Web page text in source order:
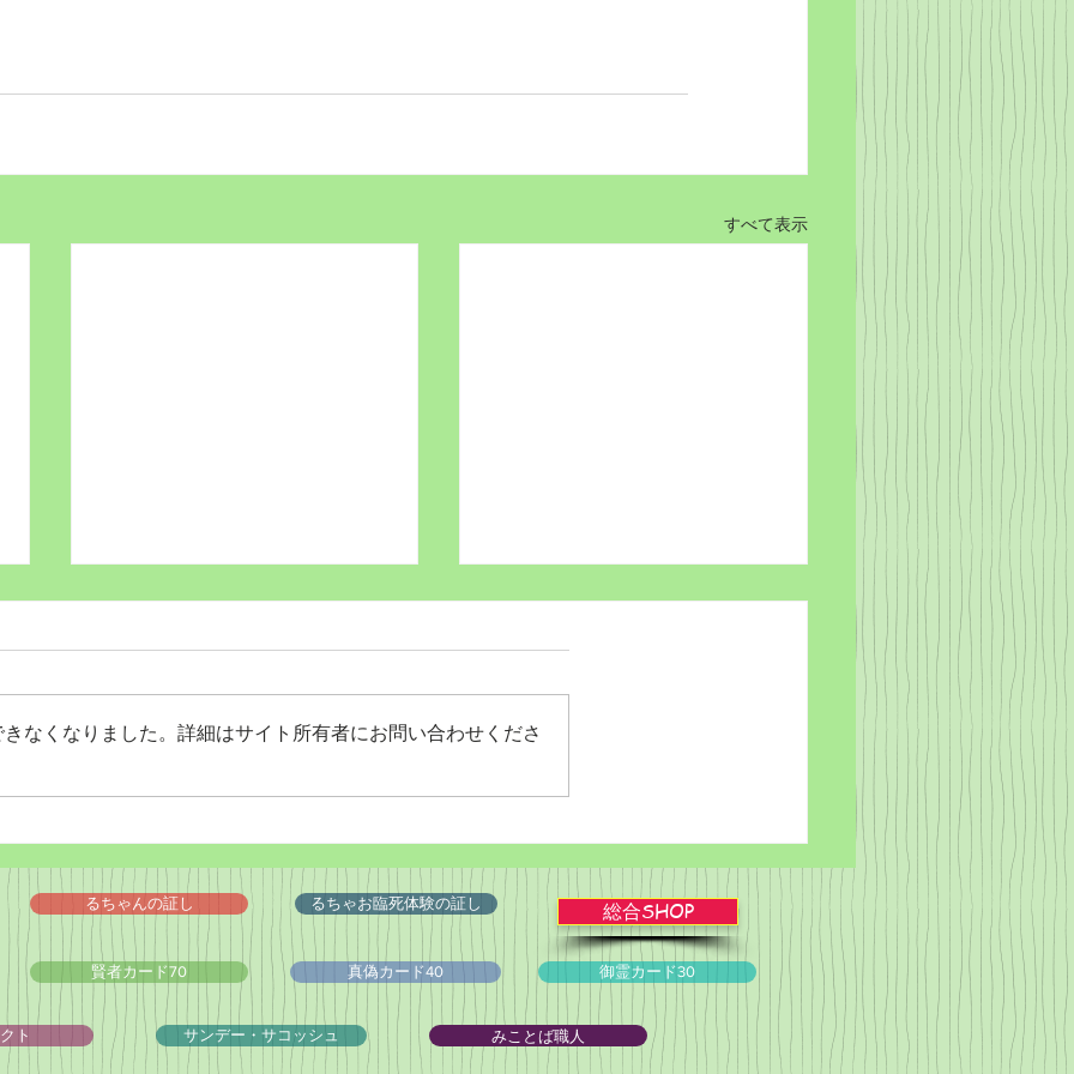
すべて表示
Wordだけで作っちゃおう～
バイブルかみしばい★スライ
なくなりました。詳細はサイト所有者にお問い合わせくださ
るちゃんの証し るちゃお臨死体験の証し 総合SHOP
賢者カード70 真偽カード40 御霊カード30
ト サンデー・サコッシュ みことば職人